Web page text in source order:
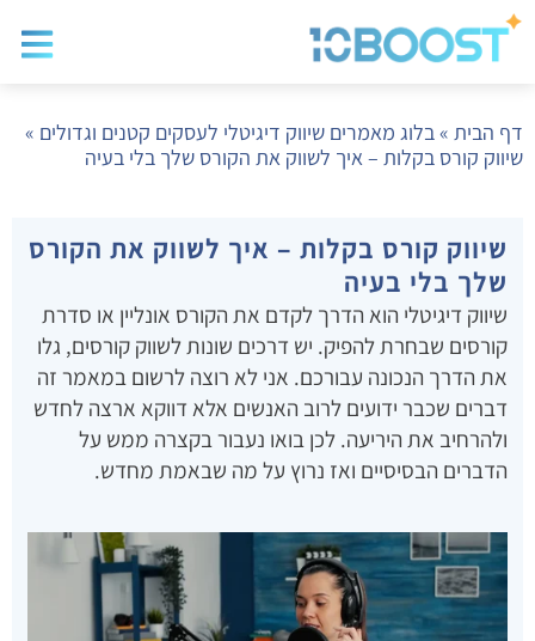
דף הבית »בלוג מאמרים שיווק דיגיטלי לעסקים קטנים וגדולים »
שיווק קורס בקלות – איך לשווק את הקורס שלך בלי בעיה
שיווק קורס בקלות – איך לשווק את הקורס
שלך בלי בעיה
שיווק דיגיטלי הוא הדרך לקדם את הקורס אונליין או סדרת
קורסים שבחרת להפיק. יש דרכים שונות לשווק קורסים, גלו
את הדרך הנכונה עבורכם. אני לא רוצה לרשום במאמר זה
דברים שכבר ידועים לרוב האנשים אלא דווקא ארצה לחדש
ולהרחיב את היריעה. לכן בואו נעבור בקצרה ממש על
הדברים הבסיסיים ואז נרוץ על מה שבאמת מחדש.